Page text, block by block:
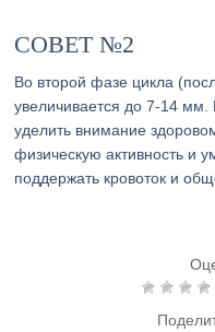
СОВЕТ №2
Во второй фазе цикла
увеличивается до 7-14 мм.
уделить внимание
физическую активность и
поддержать кровоток и